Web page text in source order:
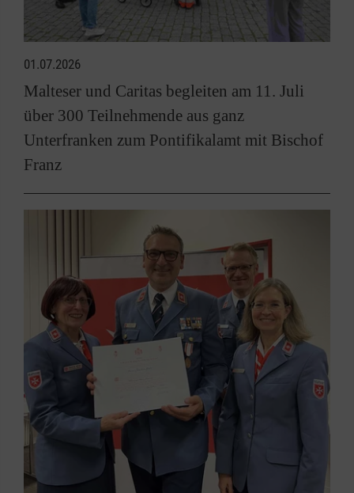
01.07.2026
Malteser und Caritas begleiten am 11. Juli
über 300 Teilnehmende aus ganz
Unterfranken zum Pontifikalamt mit Bischof
Franz